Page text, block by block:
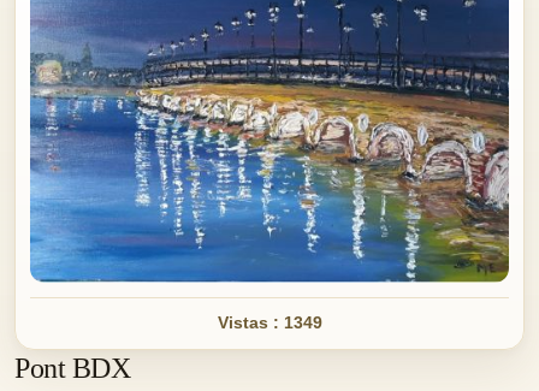
Vistas : 1349
Pont BDX